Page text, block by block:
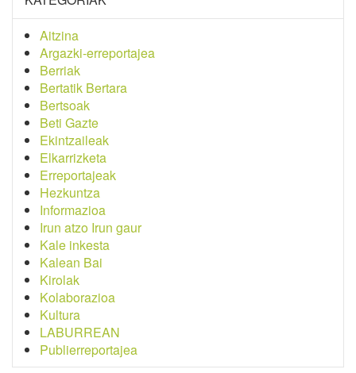
Aitzina
Argazki-erreportajea
Berriak
Bertatik Bertara
Bertsoak
Beti Gazte
Ekintzaileak
Elkarrizketa
Erreportajeak
Hezkuntza
Informazioa
Irun atzo Irun gaur
Kale inkesta
Kalean Bai
Kirolak
Kolaborazioa
Kultura
LABURREAN
Publierreportajea